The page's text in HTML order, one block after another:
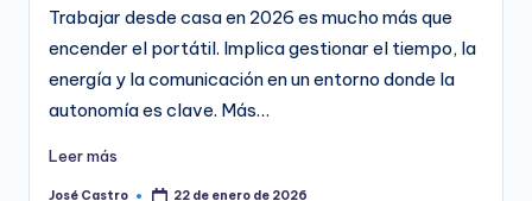
Trabajar desde casa en 2026 es mucho más que
encender el portátil. Implica gestionar el tiempo, la
energía y la comunicación en un entorno donde la
autonomía es clave. Más…
Leer más
José Castro 22 de enero de 2026